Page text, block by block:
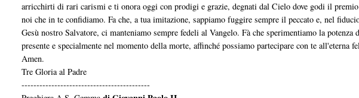
arricchirti di rari carismi e ti onora oggi con prodigi e grazie, degnati dal Cielo dove godi il
noi che in te confidiamo. Fa che, a tua imitazione, sappiamo fuggire sempre il peccato e, nel
Gesù nostro Salvatore, ci manteniamo sempre fedeli al Vangelo. Fà che sperimentiamo la
presente e specialmente nel momento della morte, affinché possia­mo partecipare con te all'eterna
Amen.
Tre Gloria al Padre
-------------------------------------------